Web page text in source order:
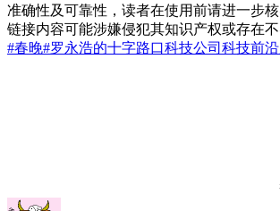
准确性及可靠性，读者在使用前请进一步
链接内容可能涉嫌侵犯其知识产权或存在
#春晚#罗永浩的十字路口科技公司 科技前沿